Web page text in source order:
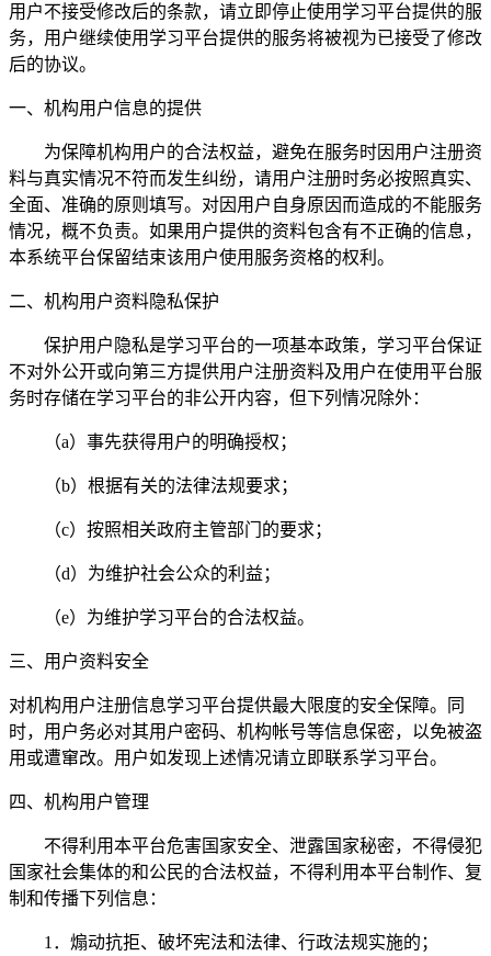
用户不接受修改后的条款，请立即停止使用学习平台提供的服
务，用户继续使用学习平台提供的服务将被视为已接受了修改
后的协议。
一、机构用户信息的提供
为保障机构用户的合法权益，避免在服务时因用户注册资
料与真实情况不符而发生纠纷，请用户注册时务必按照真实、
全面、准确的原则填写。对因用户自身原因而造成的不能服务
情况，概不负责。如果用户提供的资料包含有不正确的信息，
本系统平台保留结束该用户使用服务资格的权利。
二、机构用户资料隐私保护
保护用户隐私是学习平台的一项基本政策，学习平台保证
不对外公开或向第三方提供用户注册资料及用户在使用平台服
务时存储在学习平台的非公开内容，但下列情况除外：
（a）事先获得用户的明确授权；
（b）根据有关的法律法规要求；
（c）按照相关政府主管部门的要求；
（d）为维护社会公众的利益；
（e）为维护学习平台的合法权益。
三、用户资料安全
对机构用户注册信息学习平台提供最大限度的安全保障。同
时，用户务必对其用户密码、机构帐号等信息保密，以免被盗
用或遭窜改。用户如发现上述情况请立即联系学习平台。
四、机构用户管理
不得利用本平台危害国家安全、泄露国家秘密，不得侵犯
国家社会集体的和公民的合法权益，不得利用本平台制作、复
制和传播下列信息：
1．煽动抗拒、破坏宪法和法律、行政法规实施的；